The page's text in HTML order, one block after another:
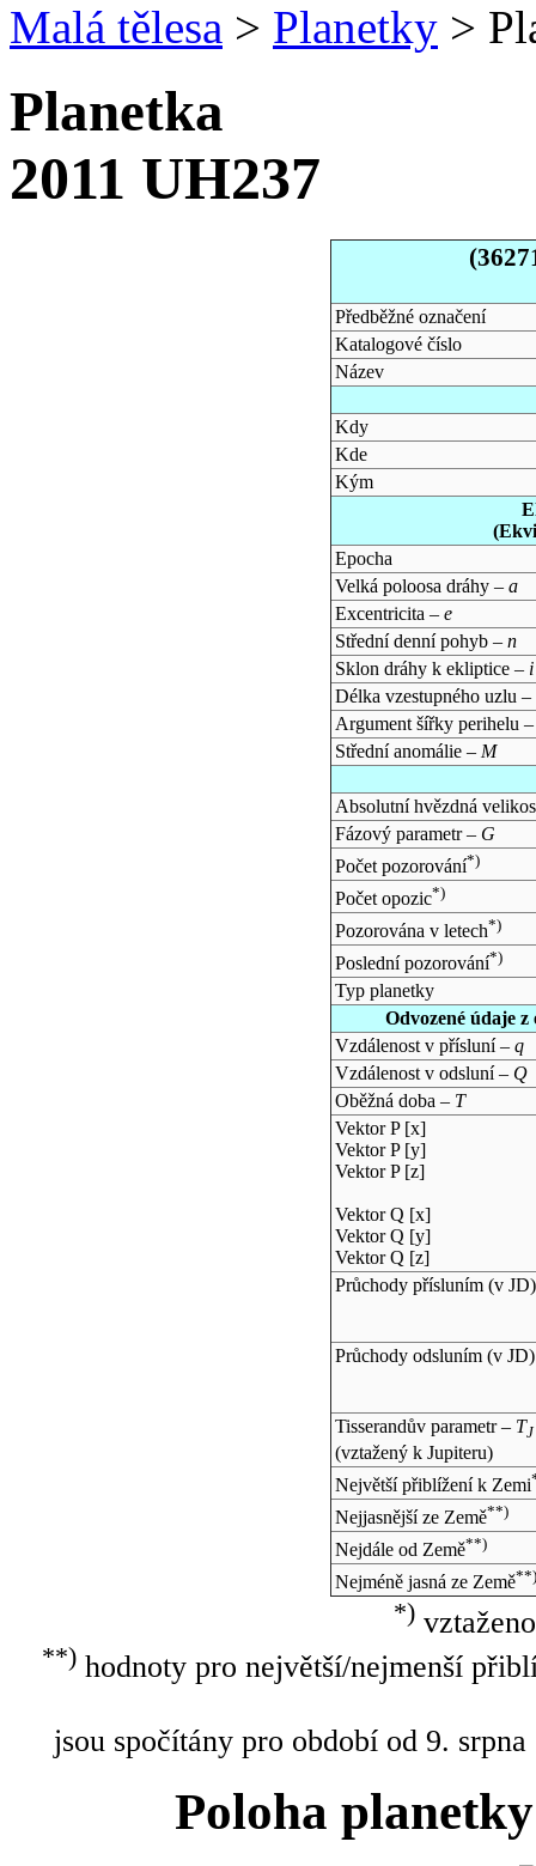
Malá tělesa > Planetky >
Planetka
2011 UH237
Předběžné označení
Katalogové číslo
Název
Kdy
Kde
Kým
Epocha
Velká poloosa dráhy – a
Excentricita – e
Střední denní pohyb – n
Sklon dráhy k ekliptice – i
Délka vzestupného uzlu –
Argument šířky perihelu
Střední anomálie – M
Absolutní hvězdná
Fázový parametr – G
Počet pozorování*)
Počet opozic*)
Pozorována v letech*)
Poslední pozorování*)
Typ planetky
Odvozené údaje
Vzdálenost v přísluní – q
Vzdálenost v odsluní – Q
Oběžná doba – T
Vektor P [x]
Vektor P [y]
Vektor P [z]
Vektor Q [x]
Vektor Q [y]
Vektor Q [z]
Průchody přísluním (v JD)
Průchody odsluním (v JD)
Tisserandův parametr – TJ
(vztažený k Jupiteru)
Největší přiblížení k Zemi
Nejjasnější ze Země**)
Nejdále od Země**)
Nejméně jasná ze Země**)
*)
**)hodnoty pro největší/nejmenší
jsou spočítány pro období od 9.
Poloha